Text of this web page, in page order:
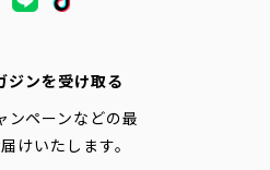
ジンを受け取る
ンペーンなどの最
けいたします。